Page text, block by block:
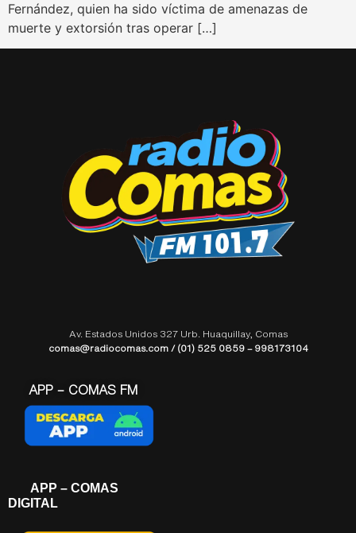
Fernández, quien ha sido víctima de amenazas de
muerte y extorsión tras operar […]
Av. Estados Unidos 327 Urb. Huaquillay, Comas
comas@radiocomas.com / (01) 525 0859 – 998173104
APP – COMAS FM
APP – COMAS
DIGITAL